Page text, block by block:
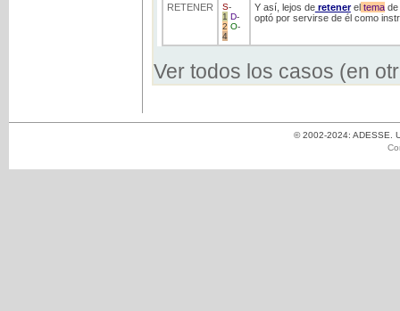
RETENER S-
1 D-
2 O-
4
Y así, lejos deretenereltemade
optó por servirse de él como
Ver todos los casos (en
© 2002-2024: ADESSE.